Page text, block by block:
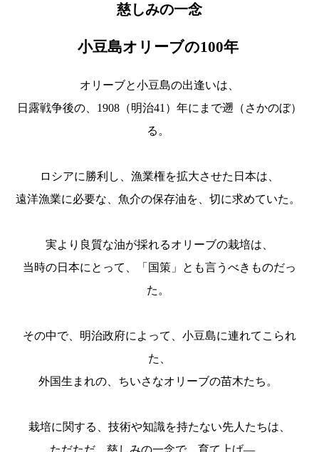
慈しみの一念
小豆島オリーブの100年
オリーブと小豆島の出逢いは、
日露戦争後の、1908（明治41）年にまで遡（さかのぼ）
る。
ロシアに勝利し、漁業権を拡大させた日本は、
遠洋漁業に必要な、魚介の保存油を、切に求めていた。
実より良質な油が採れるオリーブの栽培は、
当時の日本にとって、「国策」とも言うべきものだっ
た。
その中で、明治政府によって、小豆島に連れてこられ
た、
外国生まれの、ちいさなオリーブの苗木たち。
栽培に関する、技術や知識を持たない先人たちは、
ただただ、慈しみの一念で、育て上げ―、